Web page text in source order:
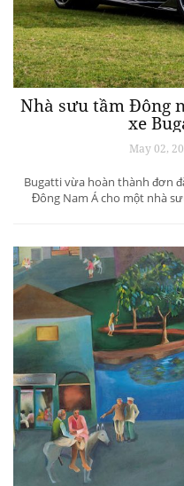
Nhà sưu tầm Đông
xe
May 02,
Bugatti vừa hoàn thành đơn
Đông Nam Á cho một nhà